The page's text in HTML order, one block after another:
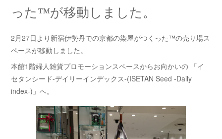
った™が移動しました。
2月27日より新宿伊勢丹での京都の染屋がつくった™の売り場ス
ペースが移動しました。
本館1階婦人雑貨プロモーションスペースからお向かいの 「イ
セタンシード-デイリーインデックス-(ISETAN Seed -Daily
index-)」へ。